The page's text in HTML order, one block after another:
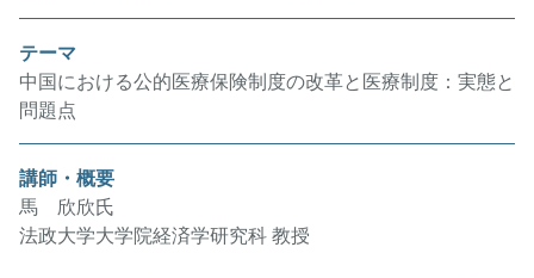
テーマ
中国における公的医療保険制度の改革と医療制度：実態と
問題点
講師・概要
馬 欣欣氏
法政大学大学院経済学研究科 教授